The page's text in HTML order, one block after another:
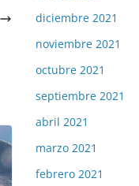
diciembre 2021
noviembre 2021
octubre 2021
septiembre 2021
abril 2021
marzo 2021
febrero 2021